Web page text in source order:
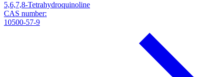
5,6,7,8-Tetrahydroquinoline
CAS number:
10500-57-9